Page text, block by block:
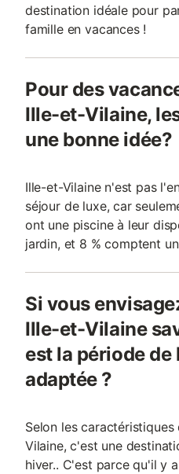
destination idéale pour
famille en vacances !
Pour des
Ille-et-Vilaine,
une bonne idée?
Ille-et-Vilaine n'est pas
séjour de luxe, car
ont une piscine à leur
jardin, et 8 % comptent
Si vous
Ille-et-Vilaine
est la période de
adaptée ?
Selon les
Vilaine, c'est une
hiver.. C'est parce qu'il y